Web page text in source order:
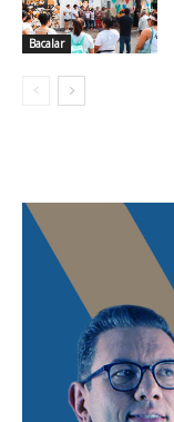
Bacalar